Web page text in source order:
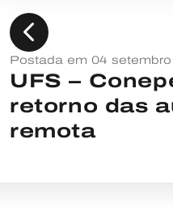
chevron_left
Postada em 04
UFS –
retorno das
remota